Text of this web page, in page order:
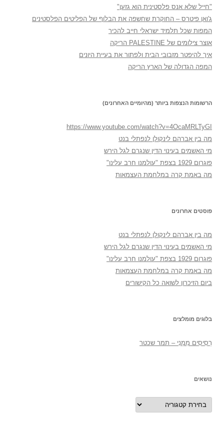
"חייל שלא אנס פלסטינית הוא גזען"
ג'ואן פיטרס – החוקרת שחשפה את הבלוף של הפליטים הפלסטינים
המפות שכל תלמיד ישראלי חייב להכיר
אוצר צילומים של PALESTINE הריקה
איך להיפטר מזבובי הבית ולפתור את בעיית היונים
המפה הגדולה של הארץ הריקה
הרשומות הנצפות ביותר (מהיומיים האחרונים)
https://www.youtube.com/watch?v=4OcaMRLTyGI
מה בין אברהם לינקולן לנפתלי בנט
מי האשמים בעינוי הדין שנגרם לגל הירש
פוגרום 1929 בצפת "עולמנו חרב עלינו"
מה באמת קרה במלחמת העצמאות
פוסטים אחרונים
מה בין אברהם לינקולן לנפתלי בנט
מי האשמים בעינוי הדין שנגרם לגל הירש
פוגרום 1929 בצפת "עולמנו חרב עלינו"
מה באמת קרה במלחמת העצמאות
ביום הזיכרון לשואה כל הקישורים
בלוגים מומלצים
רְסִיסִים מִמֶנִי – תמר שכטר
נושאים
נושאים